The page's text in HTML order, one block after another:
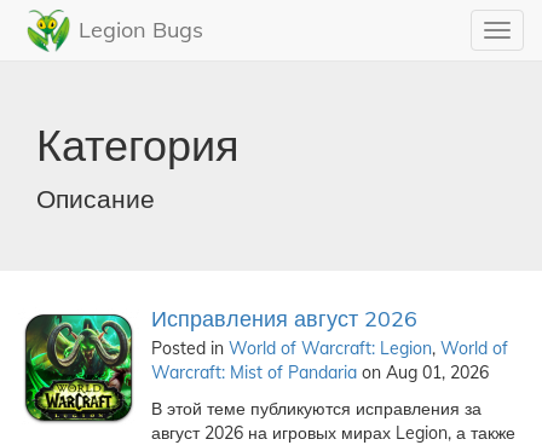
Legion Bugs
Категория
Описание
Исправления август 2026
Posted in World of Warcraft: Legion, World of
Warcraft: Mist of Pandaria on Aug 01, 2026
В этой теме публикуются исправления за
август 2026 на игровых мирах Legion, а также